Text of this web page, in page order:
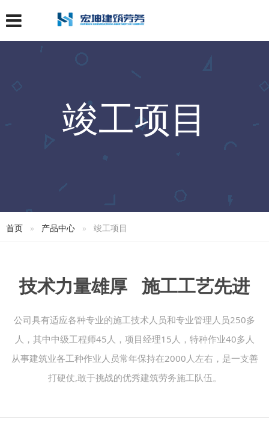
竣工项目
首页 产品中心 竣工项目
技术力量雄厚 施工工艺先进
公司具有适应各种专业的施工技术人员和专业管理人员250多
人，其中中级工程师45人，项目经理15人，特种作业40多人
从事建筑业各工种作业人员常年保持在2000人左右，是一支善
打硬仗,敢于挑战的优秀建筑劳务施工队伍。